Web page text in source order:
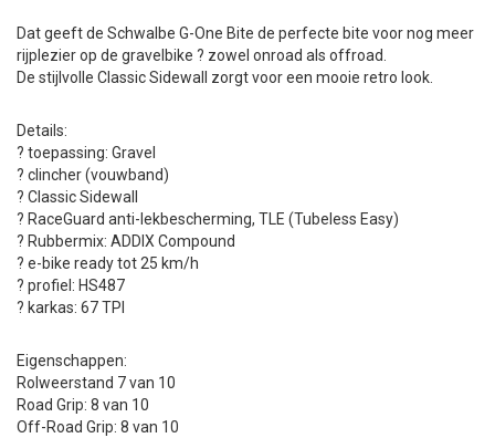
Dat geeft de Schwalbe G-One Bite de perfecte bite voor nog meer
rijplezier op de gravelbike ? zowel onroad als offroad.
De stijlvolle Classic Sidewall zorgt voor een mooie retro look.
Details:
? toepassing: Gravel
? clincher (vouwband)
? Classic Sidewall
? RaceGuard anti-lekbescherming, TLE (Tubeless Easy)
? Rubbermix: ADDIX Compound
? e-bike ready tot 25 km/h
? profiel: HS487
? karkas: 67 TPI
Eigenschappen:
Rolweerstand 7 van 10
Road Grip: 8 van 10
Off-Road Grip: 8 van 10